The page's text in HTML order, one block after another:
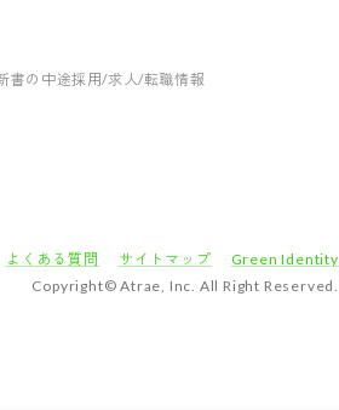
書の中途採用/求人/転職情報
よくある質問 サイトマップ
Green Identity
Copyright© Atrae, Inc. All Right Reserved.